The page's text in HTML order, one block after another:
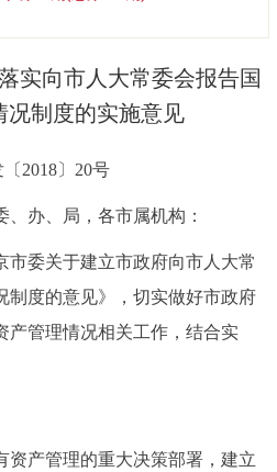
专题公开
利企服务 投资项目
阳光政务
在线访谈 图说互动
实向市人大常委会报告国
况制度的实施意见
2018〕20号
办、局，各市属机构：
委关于建立市政府向市人大常
制度的意见》，切实做好市政府
产管理情况相关工作，结合实
产管理的重大决策部署，建立